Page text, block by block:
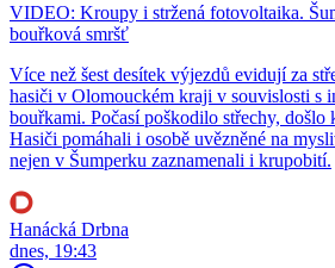
VIDEO: Kroupy i stržená fotovoltaika.
bouřková smršť
Více než šest desítek výjezdů evidují za
hasiči v Olomouckém kraji v souvislosti s
bouřkami. Počasí poškodilo střechy, došlo
Hasiči pomáhali i osobě uvězněné na
nejen v Šumperku zaznamenali i krupobití.
Hanácká Drbna
dnes, 19:43